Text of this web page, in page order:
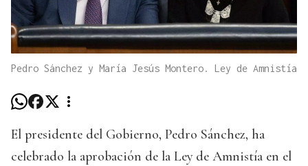
Pedro Sánchez y María Jesús Montero. Ley de Amnistía
El presidente del Gobierno, Pedro Sánchez, ha
celebrado la aprobación de la Ley de Amnistía en el